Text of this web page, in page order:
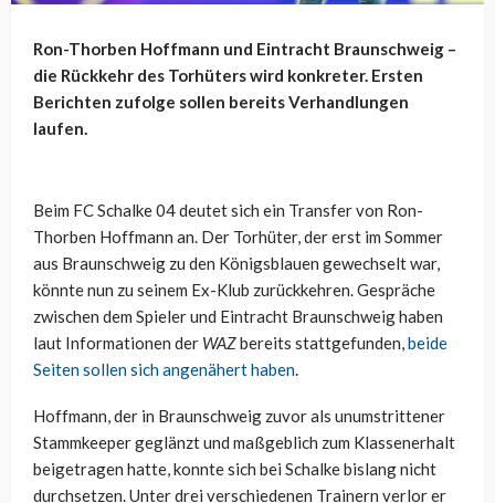
Ron-Thorben Hoffmann und Eintracht Braunschweig –
die Rückkehr des Torhüters wird konkreter. Ersten
Berichten zufolge sollen bereits Verhandlungen
laufen.
Beim FC Schalke 04 deutet sich ein Transfer von Ron-
Thorben Hoffmann an. Der Torhüter, der erst im Sommer
aus Braunschweig zu den Königsblauen gewechselt war,
könnte nun zu seinem Ex-Klub zurückkehren. Gespräche
zwischen dem Spieler und Eintracht Braunschweig haben
laut Informationen der WAZbereits stattgefunden,beide
Seiten sollen sich angenähert haben.
Hoffmann, der in Braunschweig zuvor als unumstrittener
Stammkeeper geglänzt und maßgeblich zum Klassenerhalt
beigetragen hatte, konnte sich bei Schalke bislang nicht
durchsetzen. Unter drei verschiedenen Trainern verlor er